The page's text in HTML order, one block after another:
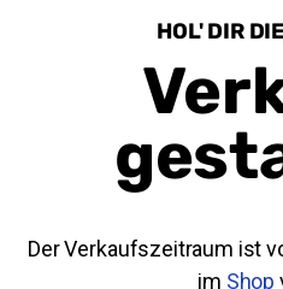
HOL' DIR
Der Verkaufszeitraum ist
im Shop